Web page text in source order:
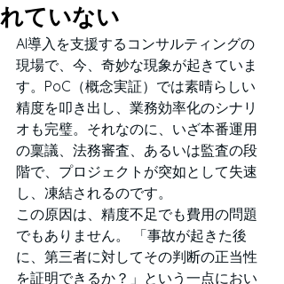
れていない
AI導入を支援するコンサルティングの
現場で、今、奇妙な現象が起きていま
す。PoC（概念実証）では素晴らしい
精度を叩き出し、業務効率化のシナリ
オも完璧。それなのに、いざ本番運用
の稟議、法務審査、あるいは監査の段
階で、プロジェクトが突如として失速
し、凍結されるのです。
この原因は、精度不足でも費用の問題
でもありません。 「事故が起きた後
に、第三者に対してその判断の正当性
を証明できるか？」という一点におい